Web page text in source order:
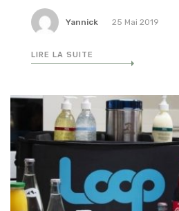
Yannick 25 Mai 2019
LIRE LA SUITE